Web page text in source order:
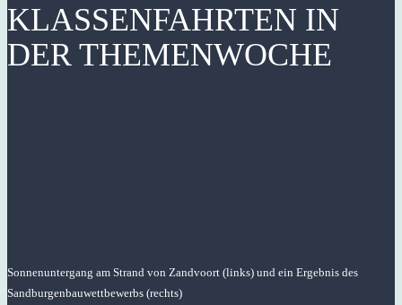
KLASSENFAHRTEN IN
DER THEMENWOCHE
Sonnenuntergang am Strand von Zandvoort (links) und ein Ergebnis des
Sandburgenbauwettbewerbs (rechts)